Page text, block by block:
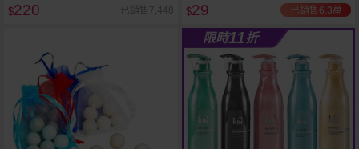
$220 已銷售7,448 $29 已銷售6.3萬
限時11折